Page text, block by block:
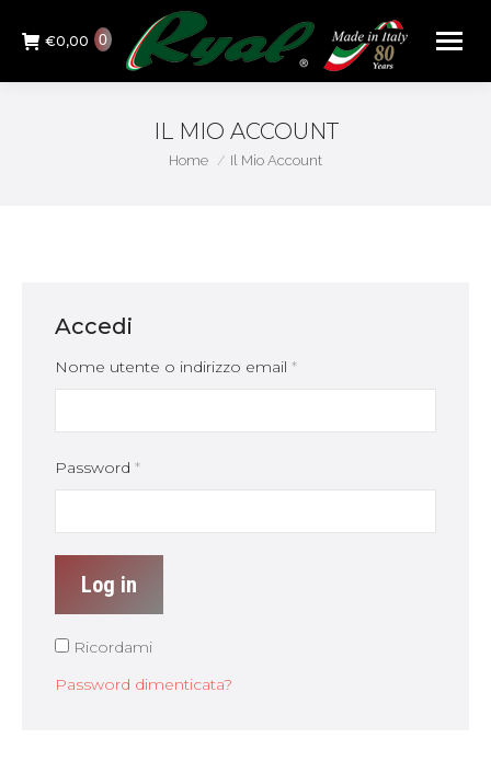
€0,00 0
IL MIO ACCOUNT
You are here:
Home Il Mio Account
Accedi
Nome utente o indirizzo email *
Password *
Log in
Ricordami
Password dimenticata?